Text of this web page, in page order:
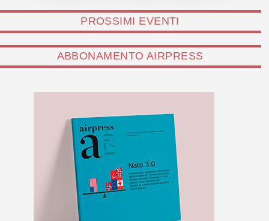
PROSSIMI EVENTI
ABBONAMENTO AIRPRESS